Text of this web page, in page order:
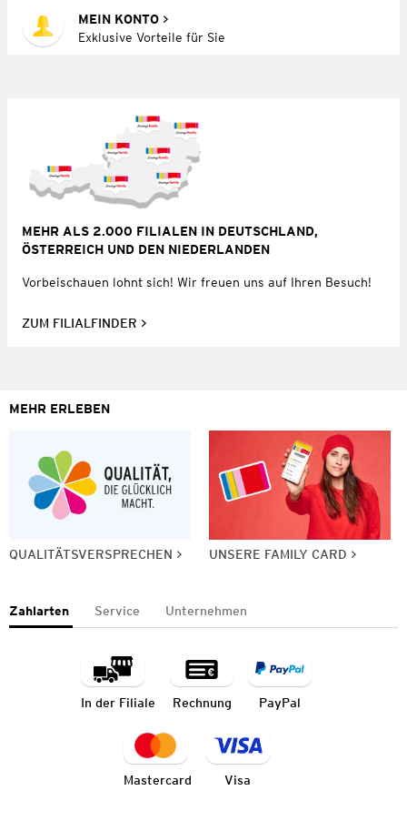
MEIN KONTO
Exklusive Vorteile für Sie
MEHR ALS 2.000 FILIALEN IN DEUTSCHLAND,
ÖSTERREICH UND DEN NIEDERLANDEN
Vorbeischauen lohnt sich! Wir freuen uns auf Ihren Besuch!
ZUM FILIALFINDER
MEHR ERLEBEN
QUALITÄTSVERSPRECHEN UNSERE FAMILY CARD
Zahlarten Service Unternehmen
In der Filiale Rechnung PayPal
Mastercard Visa